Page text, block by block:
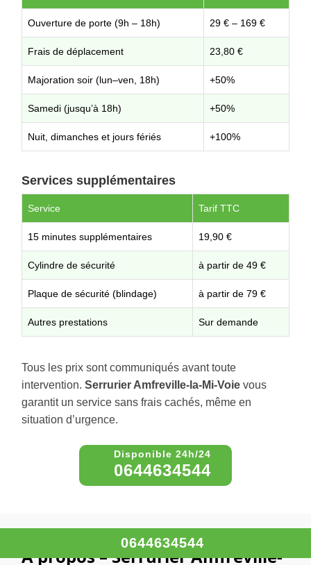
Ouverture de porte (9h – 18h) 29 € – 169 €
Frais de déplacement 23,80 €
Majoration soir (lun–ven, 18h) +50%
Samedi (jusqu’à 18h) +50%
Nuit, dimanches et jours fériés +100%
Services supplémentaires
Service Tarif TTC
15 minutes supplémentaires 19,90 €
Cylindre de sécurité à partir de 49 €
Plaque de sécurité (blindage) à partir de 79 €
Autres prestations Sur demande
Tous les prix sont communiqués avant toute
intervention. Serrurier Amfreville-la-Mi-Voie vous
garantit un service sans frais cachés, même en
situation d’urgence.
0644634544
À propos – Serrurier Amfreville-
0644634544